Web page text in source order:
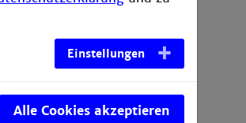
Gebäude L
Einstellungen
Alle Cookies akzeptieren